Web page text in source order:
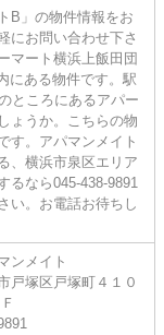
B」の物件情報をお
にお問い合わせ下さ
マート横浜上飯田団
にある物件です。駅
ところにあるアパー
ょうか。こちらの物
す。アパマンメイト
、横浜市泉区エリア
るなら045-438-9891
い。お電話お待ちし
ンメイト
戸塚区戸塚町４１０